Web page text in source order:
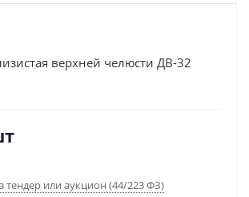
верхней челюсти ДВ-32
тендер или аукцион (44/223 ФЗ)